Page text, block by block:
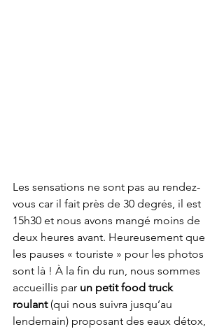
Les sensations ne sont pas au rendez-
vous car il fait près de 30 degrés, il est
15h30 et nous avons mangé moins de
deux heures avant. Heureusement que
les pauses « touriste » pour les photos
sont là ! À la fin du run, nous sommes
accueillis par un petit food truck
roulant (qui nous suivra jusqu’au
lendemain) proposant des eaux détox,